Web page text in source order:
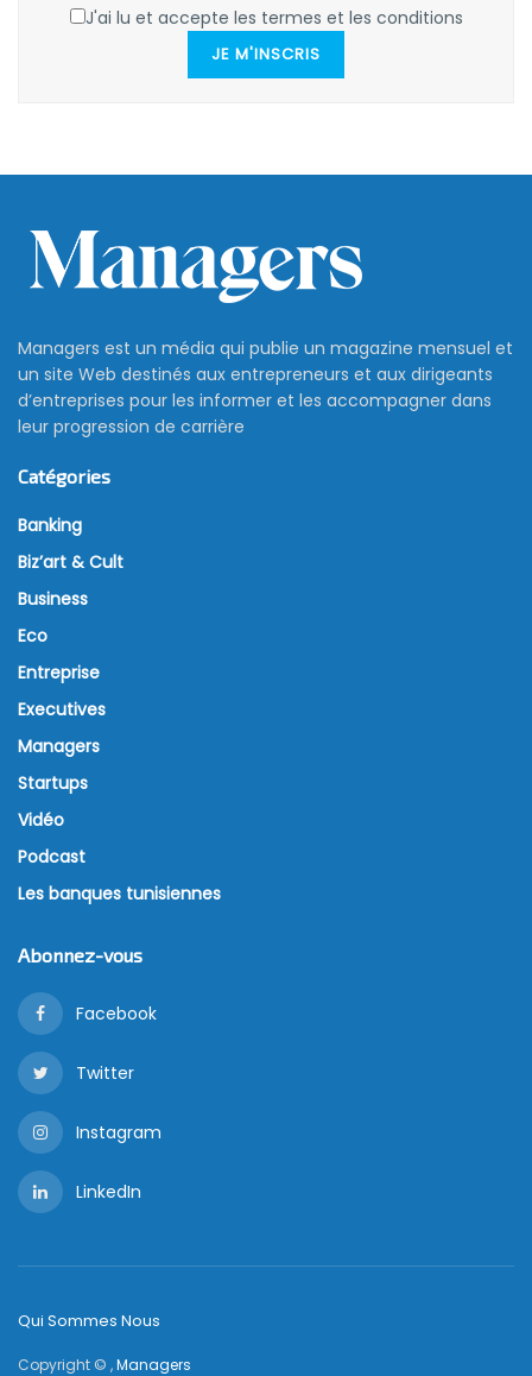
J'ai lu et accepte les termes et les conditions
JE M'INSCRIS
Managers est un média qui publie un magazine mensuel et
un site Web destinés aux entrepreneurs et aux dirigeants
d’entreprises pour les informer et les accompagner dans
leur progression de carrière
Catégories
Banking
Biz’art & Cult
Business
Eco
Entreprise
Executives
Managers
Startups
Vidéo
Podcast
Les banques tunisiennes
Abonnez-vous
Facebook
Twitter
Instagram
LinkedIn
Qui Sommes Nous
Copyright © ,Managers